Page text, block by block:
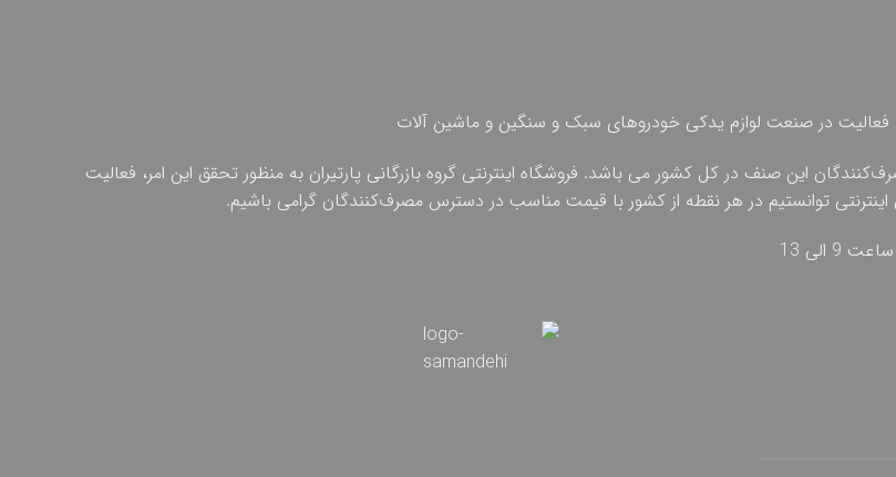
فعالیت در صنعت لوازم یدکی خودروهای سبک و سنگین و ماشین آلات
این صنف در کل کشور می باشد. فروشگاه اینترنتی گروه بازرگانی پارتیران به منظور تحقق این امر، فعالیت
اینترنتی توانستیم در هر نقطه از کشور با قیمت مناسب در دسترس مصرف‌کنندگان گرامی باشیم.